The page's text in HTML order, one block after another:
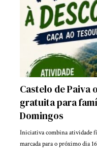
Castelo de Paiva
gratuita para
Domingos
Iniciativa combina atividade
marcada para o próximo dia